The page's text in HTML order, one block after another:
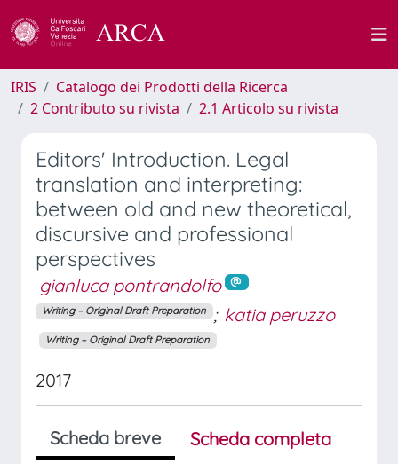
IRIS
Catalogo dei Prodotti della Ricerca
2 Contributo su rivista
2.1 Articolo su rivista
Editors' Introduction. Legal
translation and interpreting:
between old and new theoretical,
discursive and professional
perspectives
gianluca pontrandolfo
Writing – Original Draft Preparation ; katia peruzzo
Writing – Original Draft Preparation
2017
Scheda breve
Scheda completa